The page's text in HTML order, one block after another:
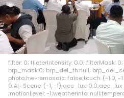
filter: 0; fileterIntensity: 0.0; filterMask:
brp_mask:0; brp_del_th:null;
photo;hw-remosaic: false;touch: (-1.0, -
0;AI_Scene: (-1, -1);aec_lux:
;motionLevel: -1;weatherinfo: